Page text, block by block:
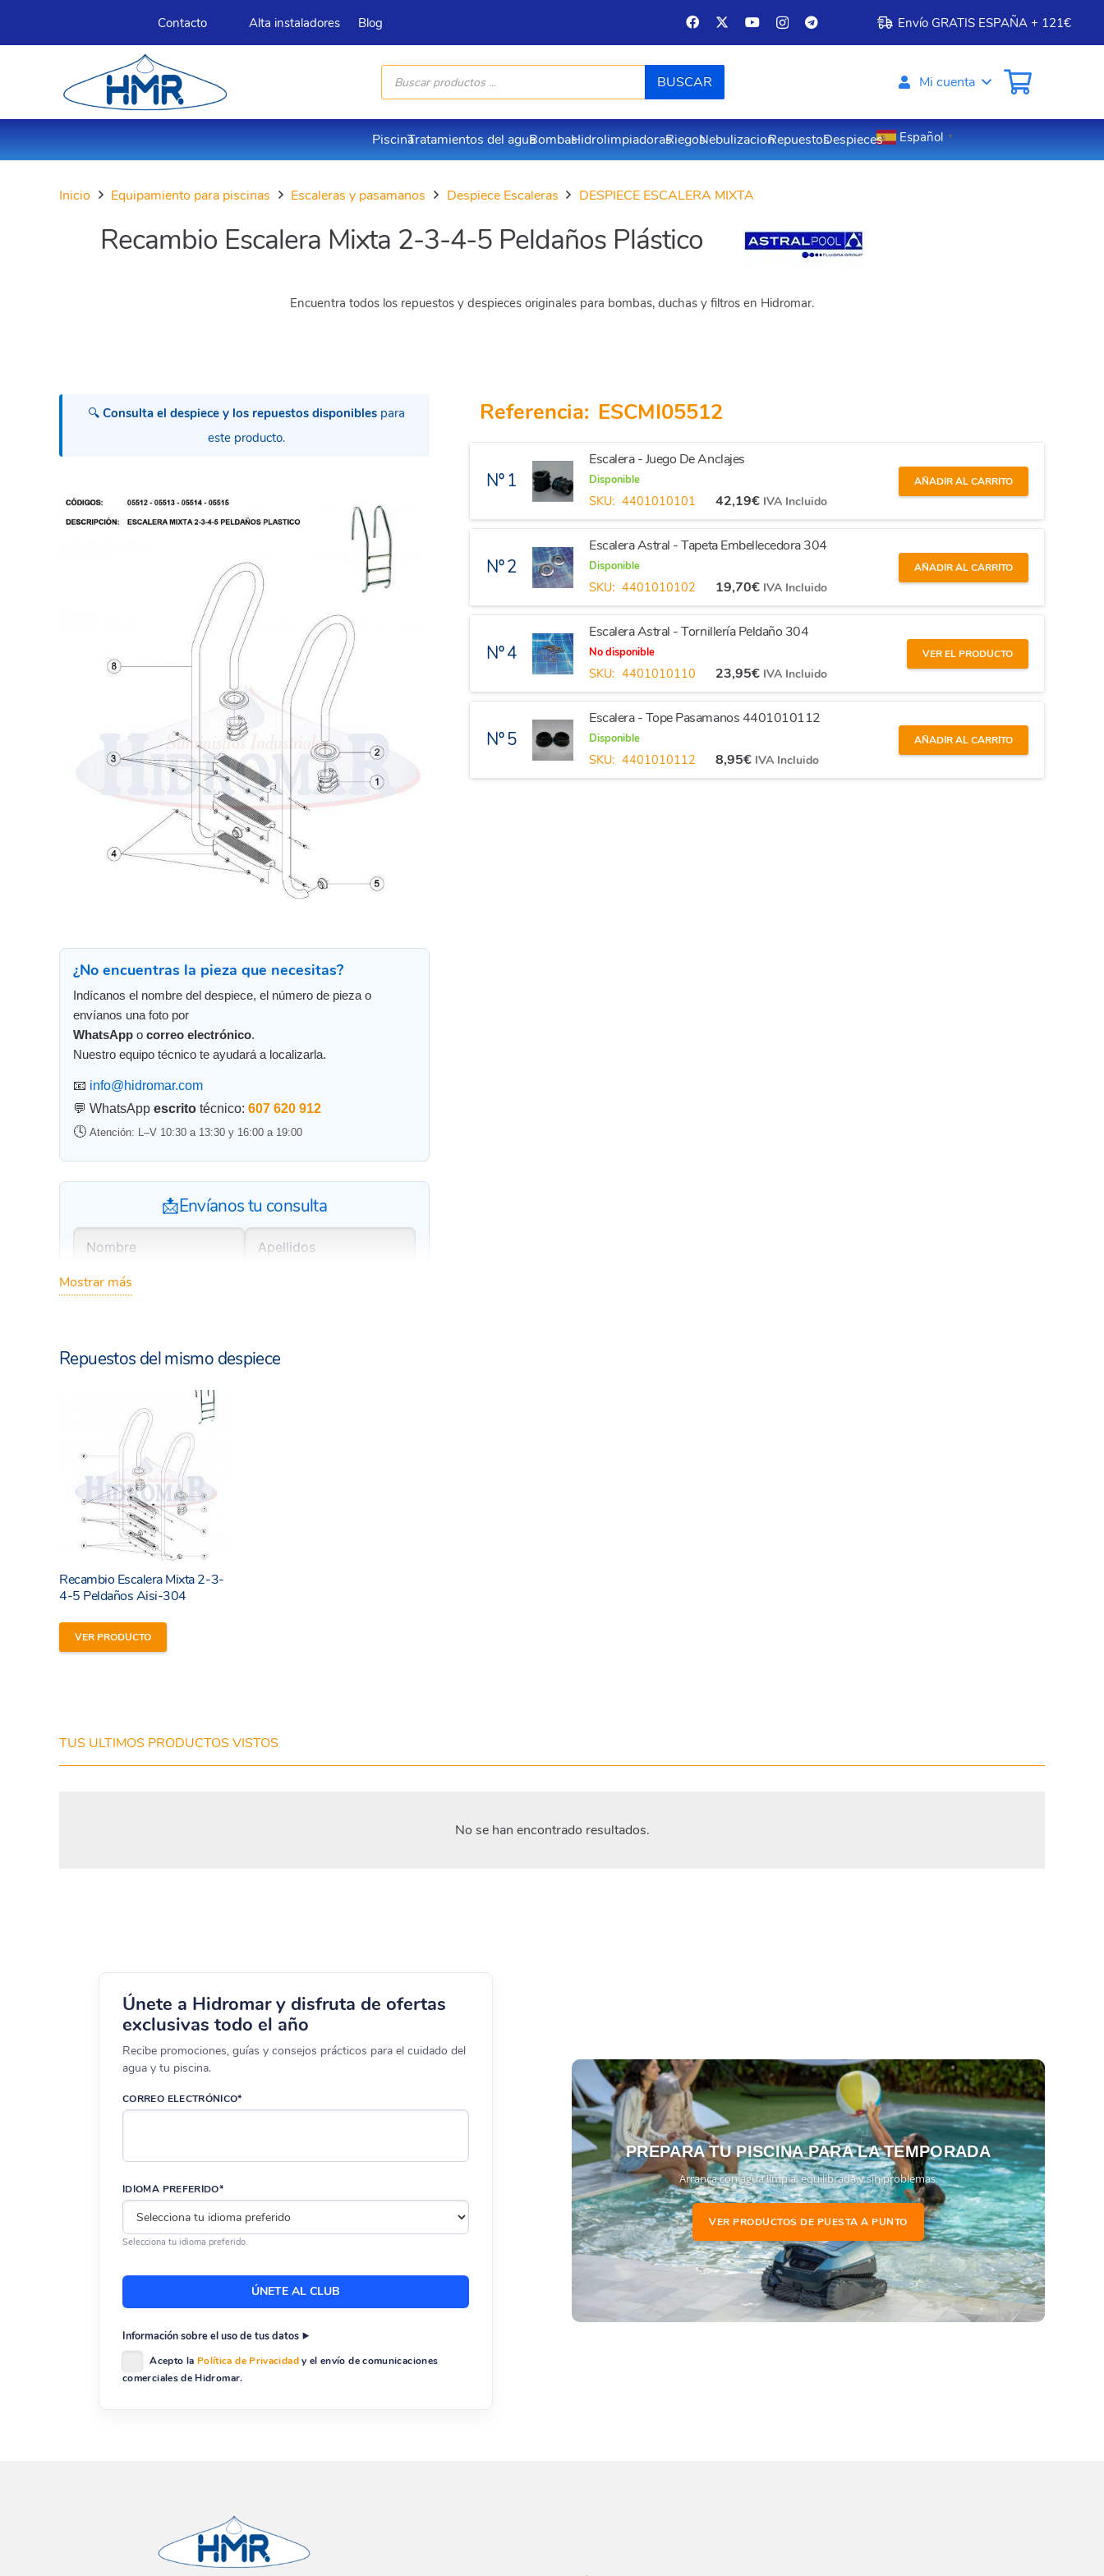
Contacto Alta instaladores Blog Envío GRATIS ESPAÑA + 121€
Búsqueda
productos
BUSCAR Mi cuenta
PiscinaTratamientos del aguaBombasHidrolimpiadorasRiegosNebulizacionRepuestosDespieces Español ▼
Inicio Equipamiento para piscinas Escaleras y pasamanos Despiece Escaleras DESPIECE ESCALERA MIXTA
Recambio Escalera Mixta 2-3-4-5 Peldaños Plástico
Encuentra todos los repuestos y despieces originales para bombas, duchas y filtros en Hidromar.
🔍 Consulta el despiece y los repuestos disponiblespara
este producto.
¿No encuentras la pieza que necesitas?
Indícanos el nombre del despiece, el número de pieza o
envíanos una foto por
WhatsApp o correo electrónico.
Nuestro equipo técnico te ayudará a localizarla.
📧 info@hidromar.com
💬 WhatsApp escrito técnico: 607 620 912
🕓 Atención: L–V 10:30 a 13:30 y 16:00 a 19:00
📩Envíanos tu consulta
Mostrar más
Referencia: ESCMI05512
Nº 1
Escalera - Juego De Anclajes
Disponible
SKU: 4401010101 42,19€ IVA Incluido
AÑADIR AL CARRITO
Nº 2
Escalera Astral - Tapeta Embellecedora 304
Disponible
SKU: 4401010102 19,70€ IVA Incluido
AÑADIR AL CARRITO
Nº 4
Escalera Astral - Tornillería Peldaño 304
No disponible
SKU: 4401010110 23,95€ IVA Incluido
VER EL PRODUCTO
Nº 5
Escalera - Tope Pasamanos 4401010112
Disponible
SKU: 4401010112 8,95€ IVA Incluido
AÑADIR AL CARRITO
Repuestos del mismo despiece
Recambio Escalera Mixta 2-3-
4-5 Peldaños Aisi-304
VER PRODUCTO
TUS ULTIMOS PRODUCTOS VISTOS
No se han encontrado resultados.
Únete a Hidromar y disfruta de ofertas
exclusivas todo el año
Recibe promociones, guías y consejos prácticos para el cuidado del
agua y tu piscina.
CORREO ELECTRÓNICO*
IDIOMA PREFERIDO*
Selecciona tu idioma preferido.
Información sobre el uso de tus datos
Acepto la Política de Privacidady el envío de comunicaciones
comerciales de Hidromar.
PREPARA TU PISCINA PARA LA TEMPORADA
Arranca con agua limpia, equilibrada y sin problemas.
VER PRODUCTOS DE PUESTA A PUNTO